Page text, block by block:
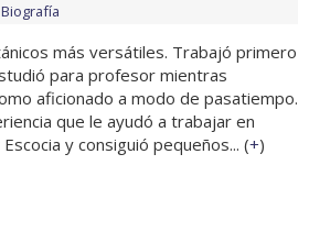
Biografía
más versátiles. Trabajó primero
para profesor mientras
aficionado a modo de pasatiempo.
que le ayudó a trabajar en
y consiguió pequeños... (+)